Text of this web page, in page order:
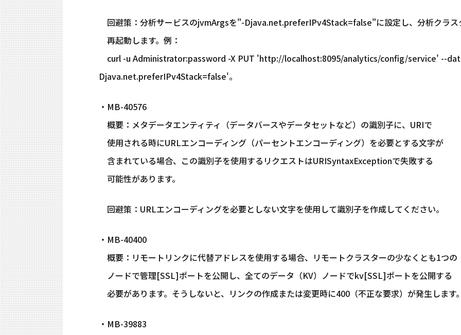
回避策：分析サービスのjvmArgsを"-Djava.net.preferIPv4Stack=false"に設定し、分析クラス
再起動します。例：
curl -u Administrator:password -X PUT 'http://localhost:8095/analytics/config/service' --
Djava.net.preferIPv4Stack=false'。
・MB-40576
概要：メタデータエンティティ（データバースやデータセットなど）の識別子に、URIで
使用される時にURLエンコーディング（パーセントエンコーディング）を必要とする文字が
含まれている場合、この識別子を使用するリクエストはURISyntaxExceptionで失敗する
可能性があります。
回避策：URLエンコーディングを必要としない文字を使用して識別子を作成してください。
・MB-40400
概要：リモートリンクに代替アドレスを使用する場合、リモートクラスターの少なくとも1つの
ノードで管理[SSL]ポートを公開し、全てのデータ（KV）ノードでkv[SSL]ポートを公開する
必要があります。そうしないと、リンクの作成または変更時に400（不正な要求）が発生します
・MB-39883